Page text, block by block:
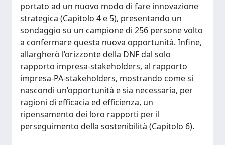
portato ad un nuovo modo di fare innovazione
strategica (Capitolo 4 e 5), presentando un
sondaggio su un campione di 256 persone volto
a confermare questa nuova opportunità. Infine,
allargherò l’orizzonte della DNF dal solo
rapporto impresa-stakeholders, al rapporto
impresa-PA-stakeholders, mostrando come si
nascondi un’opportunità e sia necessaria, per
ragioni di efficacia ed efficienza, un
ripensamento dei loro rapporti per il
perseguimento della sostenibilità (Capitolo 6).